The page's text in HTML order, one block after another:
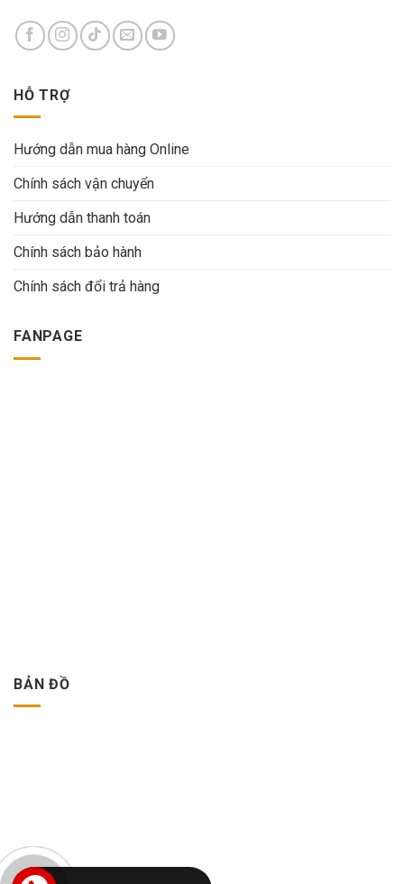
HỖ TRỢ
Hướng dẫn mua hàng Online
Chính sách vận chuyển
Hướng dẫn thanh toán
Chính sách bảo hành
Chính sách đổi trả hàng
FANPAGE
BẢN ĐỒ